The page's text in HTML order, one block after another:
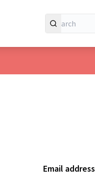
Email address